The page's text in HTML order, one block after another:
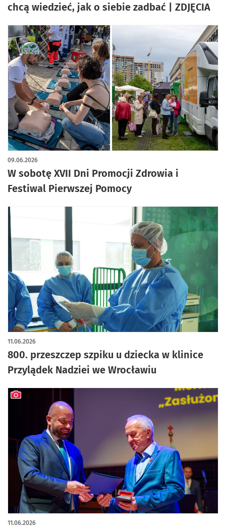
chcą wiedzieć, jak o siebie zadbać | ZDJĘCIA
W sobotę XVII Dni Promocji Zdrowia i
Festiwal Pierwszej Pomocy
09.06.2026
800. przeszczep szpiku u dziecka w klinice
Przylądek Nadziei we Wrocławiu
11.06.2026
11.06.2026
artykuł z galerią zdjęć